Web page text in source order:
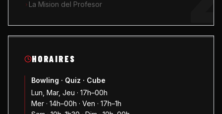
HORAIRES
Bowling · Quiz · Cube
Lun, Mar, Jeu · 17h–00h
Mer · 14h–00h · Ven · 17h–1h
La Mision del Profesor